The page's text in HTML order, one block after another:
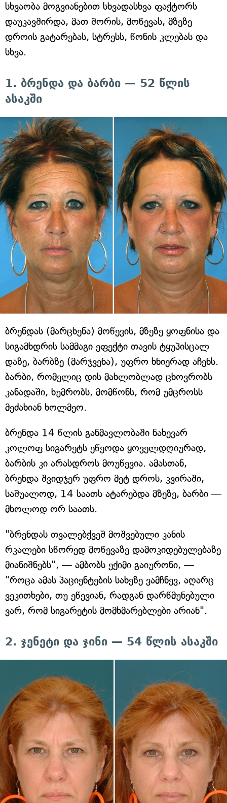
სხვაობა მოგვიანებით სხვადასხვა ფაქტორს
დაუკავშირდა, მათ შორის, მოწევას, მზეზე
დროის გატარებას, სტრესს, წონის კლებას და
სხვა.
1. ბრენდა და ბარბი — 52 წლის
ასაკში
ბრენდას (მარცხენა) მოწევის, მზეზე ყოფნისა და
სიგამხდრის სამმაგი ეფექტი თავის ტყუპისცალ
დაზე, ბარბზე (მარჯვენა), უფრო ხნიერად აჩენს.
ბარბი, რომელიც დის მახლობლად ცხოვრობს
კანადაში, ხუმრობს, მომწონს, რომ უმცროსს
მეძახიან ხოლმეო.
ბრენდა 14 წლის განმავლობაში ნახევარ
კოლოფ სიგარეტს ეწეოდა ყოველდღიურად,
ბარბის კი არასდროს მოუწევია. ამასთან,
ბრენდა შვიდჯერ უფრო მეტ დროს, კვირაში,
საშუალოდ, 14 საათს ატარებდა მზეზე, ბარბი —
მხოლოდ ორ საათს.
"ბრენდას თვალებქვეშ მოშვებული კანის
რკალები სწორედ მოწევაზე დამოკიდებულებაზე
მიანიშნებს", — ამბობს ექიმი გაიურონი, —
"როცა ამას პაციენტების სახეზე ვამჩნევ, აღარც
ვეკითხები, თუ ეწევიან, რადგან დარწმუნებული
ვარ, რომ სიგარეტის მომხმარებლები არიან".
2. ჯენეტი და ჯინი — 54 წლის ასაკში